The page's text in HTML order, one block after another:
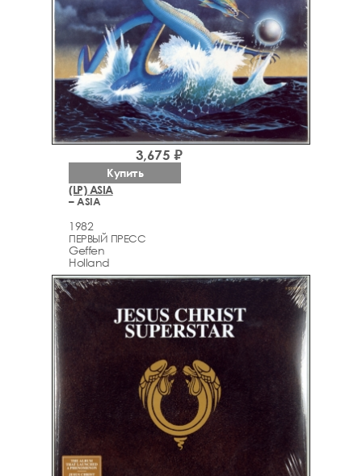
(LP) ASIA
– ASIA
1982
ПЕРВЫЙ ПРЕСС
Geffen
Holland
3,675 ₽
Купить